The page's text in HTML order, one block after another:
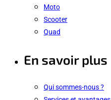
Moto
Scooter
Quad
En savoir plus
Qui sommes-nous ?